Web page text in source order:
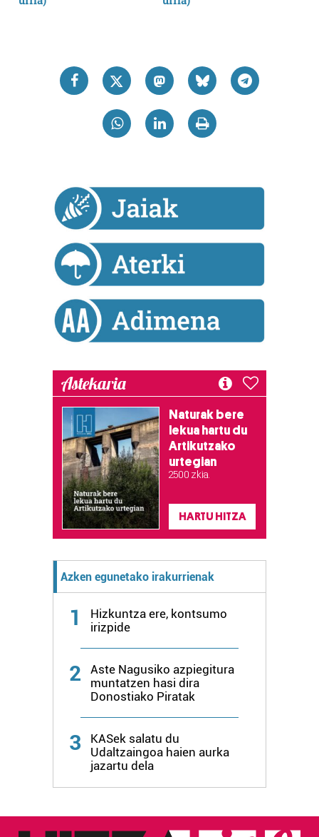
Astekaria
Naturak bere
lekua hartu du
Artikutzako
urtegian
2.500 zkia.
HARTU HITZA
Azken egunetako irakurrienak
1
Hizkuntza ere, kontsumo
irizpide
2
Aste Nagusiko azpiegitura
muntatzen hasi dira
Donostiako Piratak
3
KASek salatu du
Udaltzaingoa haien aurka
jazartu dela